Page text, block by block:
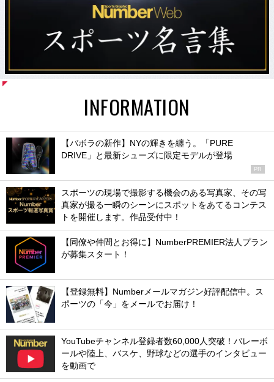
INFORMATION
【バボラの新作】NYの輝きを纏う。「PURE
DRIVE」と最新シューズに限定モデルが登場
PR
スポーツの現場で撮影する機会のある写真家、その写
真家が撮る一瞬のシーンにスポットをあてるコンテス
トを開催します。作品受付中！
【同僚や仲間とお得に】NumberPREMIER法人プラン
が募集スタート！
【登録無料】Numberメールマガジン好評配信中。ス
ポーツの「今」をメールでお届け！
YouTubeチャンネル登録者数60,000人突破！バレーボ
ールや陸上、バスケ、野球などの選手のインタビュー
を動画で